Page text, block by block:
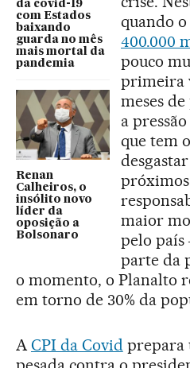
da covid-19
com Estados
baixando
guarda no mês
mais mortal da
pandemia
Renan
Calheiros, o
insólito novo
líder da
oposição a
Bolsonaro
quando
400.000
pouco
primeira
meses
a
que tem
próximos
maior
pelo
parte da
o momento, o Planalto
em torno de 30% da
ACPI da Covidprepara